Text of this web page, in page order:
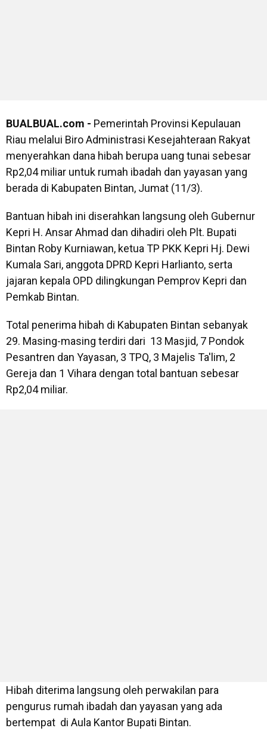
BUALBUAL.com - Pemerintah Provinsi Kepulauan
Riau melalui Biro Administrasi Kesejahteraan Rakyat
menyerahkan dana hibah berupa uang tunai sebesar
Rp2,04 miliar untuk rumah ibadah dan yayasan yang
berada di Kabupaten Bintan, Jumat (11/3).
Bantuan hibah ini diserahkan langsung oleh Gubernur
Kepri H. Ansar Ahmad dan dihadiri oleh Plt. Bupati
Bintan Roby Kurniawan, ketua TP PKK Kepri Hj. Dewi
Kumala Sari, anggota DPRD Kepri Harlianto, serta
jajaran kepala OPD dilingkungan Pemprov Kepri dan
Pemkab Bintan.
Total penerima hibah di Kabupaten Bintan sebanyak
29. Masing-masing terdiri dari 13 Masjid, 7 Pondok
Pesantren dan Yayasan, 3 TPQ, 3 Majelis Ta'lim, 2
Gereja dan 1 Vihara dengan total bantuan sebesar
Rp2,04 miliar.
Hibah diterima langsung oleh perwakilan para
pengurus rumah ibadah dan yayasan yang ada
bertempat di Aula Kantor Bupati Bintan.